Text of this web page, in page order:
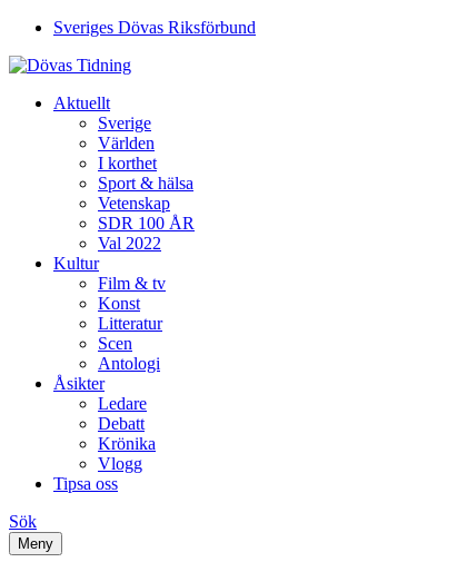
Sveriges Dövas Riksförbund
Aktuellt
Sverige
Världen
I korthet
Sport & hälsa
Vetenskap
SDR 100 ÅR
Val 2022
Kultur
Film & tv
Konst
Litteratur
Scen
Antologi
Åsikter
Ledare
Debatt
Krönika
Vlogg
Tipsa oss
Sök
Meny